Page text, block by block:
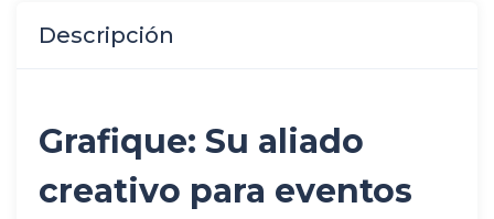
Descripción
Grafique: Su aliado
creativo para eventos